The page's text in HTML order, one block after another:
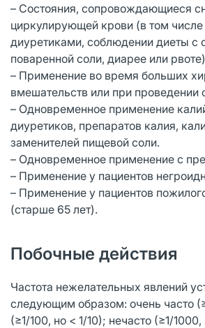
– Состояния, сопровождающиеся
циркулирующей крови (в том числе
диуретиками, соблюдении диеты с
поваренной соли, диарее или
– Применение во время больших
вмешательств или при проведении
– Одновременное применение
диуретиков, препаратов калия,
заменителей пищевой соли.
– Одновременное применение с
– Применение у пациентов
– Применение у пациентов
(старше 65 лет).
Побочные действия
Частота нежелательных явлений
следующим образом: очень часто
(≥1/100, но < 1/10); нечасто (≥1/